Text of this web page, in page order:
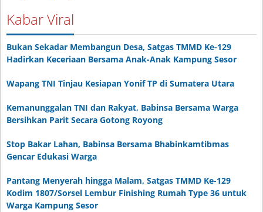
Kabar Viral
Bukan Sekadar Membangun Desa, Satgas TMMD Ke-129
Hadirkan Keceriaan Bersama Anak-Anak Kampung Sesor
Wapang TNI Tinjau Kesiapan Yonif TP di Sumatera Utara
Kemanunggalan TNI dan Rakyat, Babinsa Bersama Warga
Bersihkan Parit Secara Gotong Royong
Stop Bakar Lahan, Babinsa Bersama Bhabinkamtibmas
Gencar Edukasi Warga
Pantang Menyerah hingga Malam, Satgas TMMD Ke-129
Kodim 1807/Sorsel Lembur Finishing Rumah Type 36 untuk
Warga Kampung Sesor